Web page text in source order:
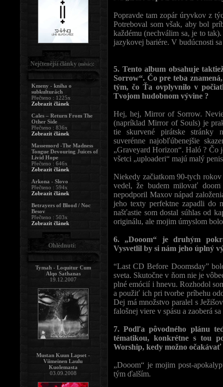
Popravde tam zopár úryvkov z
Potreboval som však, aby bol
každému (nechválim sa, je to
jazykovej bariére. V budúcnosti
5. Tento album obsahuje
Sorrow“. Čo pre teba
tým, čo Ťa ovplyvnilo v
Tvojom hudobnom vývine ?
Hej, hej, Mirror of Sorrow.
(napríklad Mirror of Souls) je
tie skurvené pirátske stránky
suverénne najobľúbenejšie
„Graveyard Horizon“. Haló ? Čo
všetci „uploaderi“ majú malý
Niekedy začiatkom 90-tych
vedel, že budem milovať
nepodporil Maxov nápad
jeho texty perfektne zapadli do
našťastie som dostal súhlas od
originálu, ale mojim úmyslom
6. „Dooom“ je druhým
Vysvetlil by si nám jeho úplný
“Last CD Before Doomsday”
sveta. Skutočne v ňom nie je
plné emócií i hnevu. Rozhodol
a použiť ich pri tvorbe príbehu
Dej má množstvo paralel s
falošnej viere v spásu a zaoberá
7. Podľa pôvodného plánu
tématikou, konkrétne s tou
Worship, kedy možno
„Dooom“ je mojim post-
tým ďalším.
Nejčtenější články (měsíc):
Kmeny - kniha o
subkulturách
Přečteno : 1225x
Zobrazit článek
Cales – Return From The
Other Side
Přečteno : 836x
Zobrazit článek
Massemord -The Madness
Tongue Devouring Juices of
Livid Hope
Přečteno : 646x
Zobrazit článek
Arkona - Slovo
Přečteno : 594x
Zobrazit článek
Betrayers of Blood / Noc
Besov
Přečteno : 503x
Zobrazit článek
Ohlédnutí:
Tymah - Loquitur Cum
Alqo Sathanas
19.12.2007
Mustan Kuun Lapset -
Viimeinen Laulu
Kuolemasta
03.09.2008